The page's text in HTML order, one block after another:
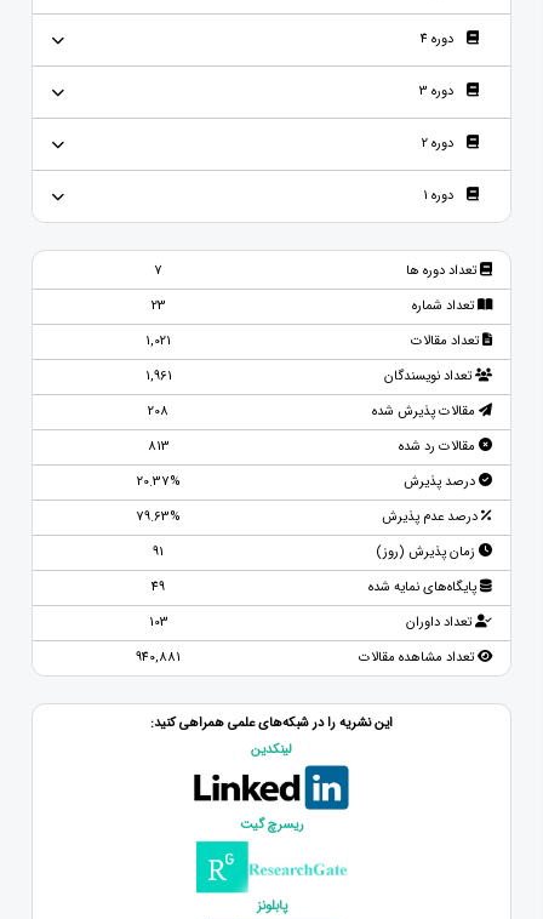
دوره 4
دوره 3
دوره 2
دوره 1
تعداد دوره ها
7
تعداد شماره
23
تعداد مقالات
1,021
تعداد نویسندگان
1,961
مقالات پذیرش شده
208
مقالات رد شده
813
درصد پذیرش
20.37%
درصد عدم پذیرش
79.63%
زمان پذیرش (روز)
91
پایگاه‌های نمایه شده
49
تعداد داوران
103
تعداد مشاهده مقالات
940,881
این نشریه را در شبکه‌های علمی همراهی کنید:
لینکدین
ریسرچ گیت
پابلونز